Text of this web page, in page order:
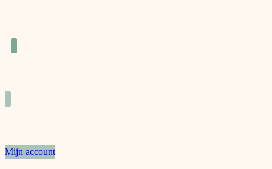
Mijn account